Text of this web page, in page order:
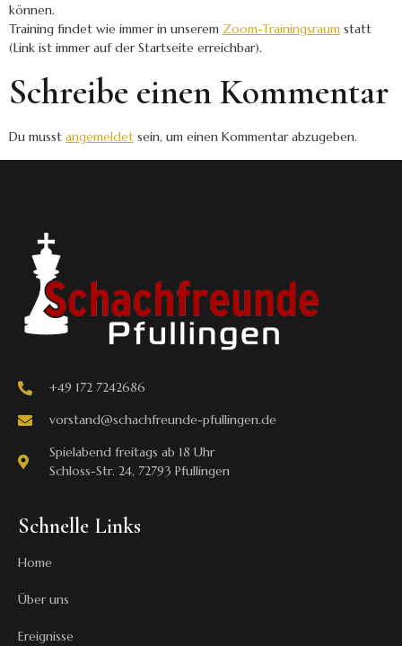
können.
Training findet wie immer in unserem Zoom-Trainingsraum statt
(Link ist immer auf der Startseite erreichbar).
Schreibe einen Kommentar
Du musst angemeldet sein, um einen Kommentar abzugeben.
+49 172 7242686
vorstand@schachfreunde-pfullingen.de
Spielabend freitags ab 18 Uhr
Schloss-Str. 24, 72793 Pfullingen
Schnelle Links
Home
Über uns
Ereignisse